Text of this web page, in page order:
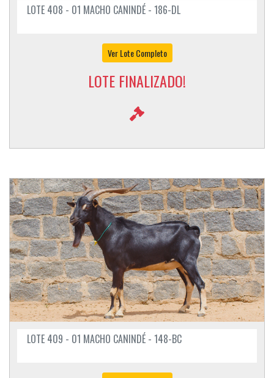
LOTE 408 - 01 MACHO CANINDÉ - 186-DL
Ver Lote Completo
LOTE FINALIZADO!
LOTE 409 - 01 MACHO CANINDÉ - 148-BC